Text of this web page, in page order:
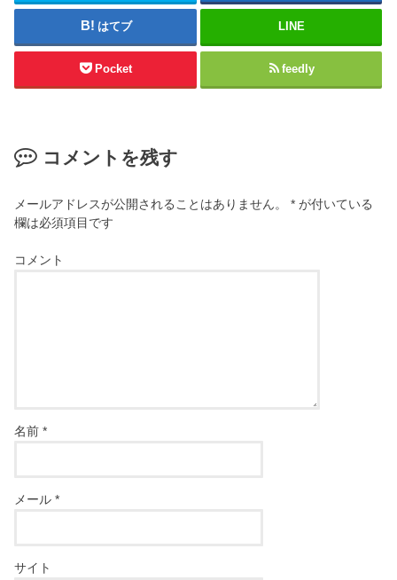
はてブ LINE
Pocket feedly
コメントを残す
メールアドレスが公開されることはありません。 * が付いている
欄は必須項目です
コメント
名前*
メール*
サイト